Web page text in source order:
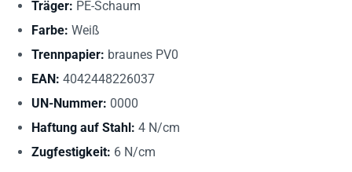
Träger: PE-Schaum
Farbe: Weiß
Trennpapier: braunes PV0
EAN: 4042448226037
UN-Nummer: 0000
Haftung auf Stahl: 4 N/cm
Zugfestigkeit: 6 N/cm